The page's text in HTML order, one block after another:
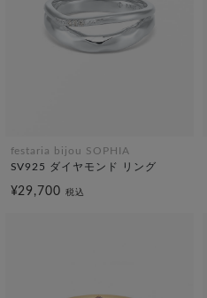
festaria bijou SOPHIA
SV925 ダイヤモンド リング
¥29,700税込